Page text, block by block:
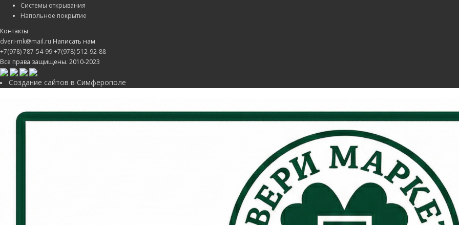
Системы открывания
Напольное покрытие
Контакты
dveri-mk@mail.ru Написать нам
+7(978) 787-54-99+7(978) 512-92-88
Все права защищены. 2010-2023
Создание сайтов в Симферополе